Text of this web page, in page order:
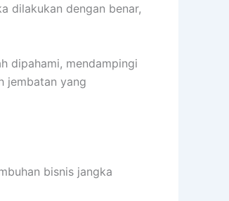
dilakukan dengan benar,
dipahami, mendampingi
jembatan yang
bisnis jangka